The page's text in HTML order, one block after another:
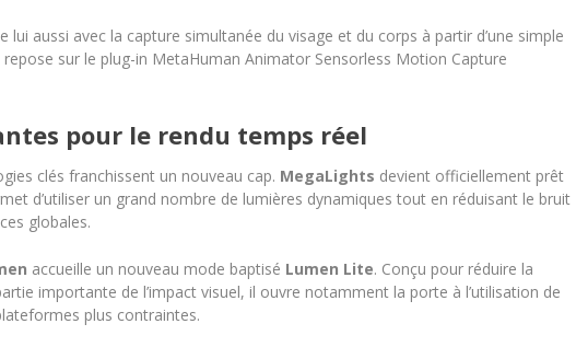
lui aussi avec la capture simultanée du visage et du corps à partir d’une simple
sur le plug-in MetaHuman Animator Sensorless Motion Capture
pour le rendu temps réel
clés franchissent un nouveau cap. MegaLights devient officiellement prêt
d’utiliser un grand nombre de lumières dynamiques tout en réduisant le bruit
globales.
accueille un nouveau mode baptisé Lumen Lite. Conçu pour réduire la
importante de l’impact visuel, il ouvre notamment la porte à l’utilisation de
plus contraintes.